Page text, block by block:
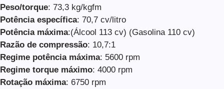
Peso/torque: 73,3 kg/kgfm
Potência específica: 70,7 cv/litro
Potência máxima:(Álcool 113 cv) (Gasolina 110 cv)
Razão de compressão: 10,7:1
Regime potência máxima: 5600 rpm
Regime torque máximo: 4000 rpm
Rotação máxima: 6750 rpm